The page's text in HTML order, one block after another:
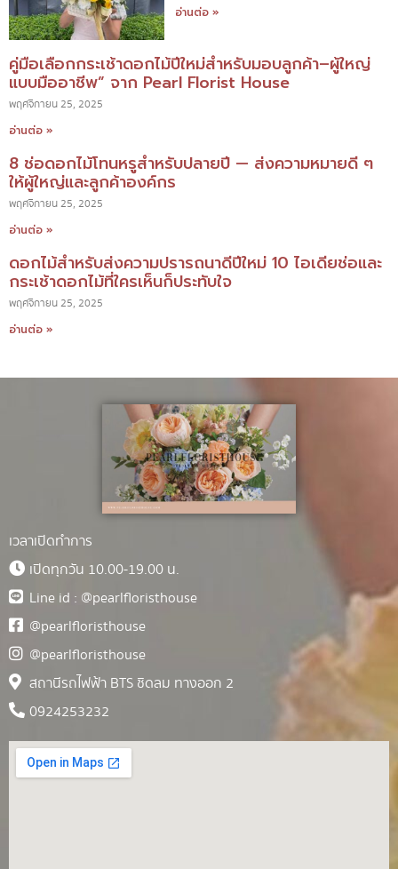
อ่านต่อ »
คู่มือเลือกกระเช้าดอกไม้ปีใหม่สำหรับมอบลูกค้า–ผู้ใหญ่
แบบมืออาชีพ” จาก Pearl Florist House
พฤศจิกายน 25, 2025
อ่านต่อ »
8 ช่อดอกไม้โทนหรูสำหรับปลายปี — ส่งความหมายดี ๆ
ให้ผู้ใหญ่และลูกค้าองค์กร
พฤศจิกายน 25, 2025
อ่านต่อ »
ดอกไม้สำหรับส่งความปรารถนาดีปีใหม่ 10 ไอเดียช่อและ
กระเช้าดอกไม้ที่ใครเห็นก็ประทับใจ
พฤศจิกายน 25, 2025
อ่านต่อ »
เวลาเปิดทำการ
เปิดทุกวัน 10.00-19.00 น.
Line id : @pearlfloristhouse
@pearlfloristhouse
@pearlfloristhouse
สถานีรถไฟฟ้า BTS ชิดลม ทางออก 2
0924253232